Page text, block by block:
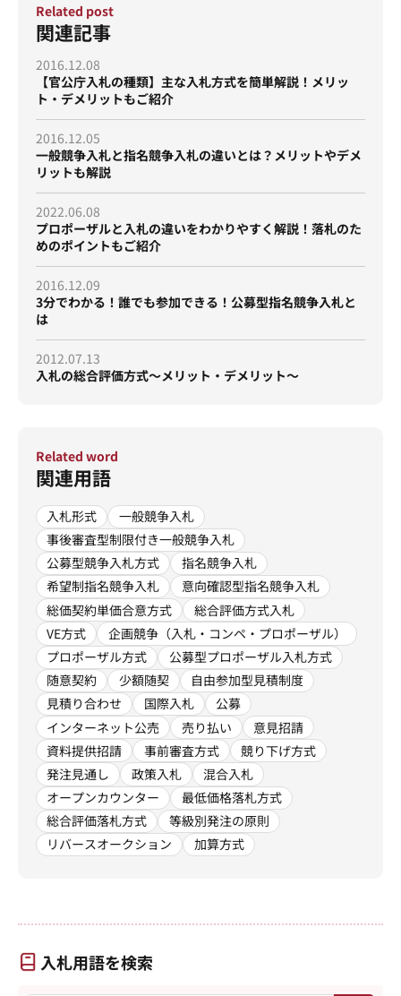
Related post
関連記事
2016.12.08
【官公庁入札の種類】主な入札方式を簡単解説！メリッ
ト・デメリットもご紹介
2016.12.05
一般競争入札と指名競争入札の違いとは？メリットやデメ
リットも解説
2022.06.08
プロポーザルと入札の違いをわかりやすく解説！落札のた
めのポイントもご紹介
2016.12.09
3分でわかる！誰でも参加できる！公募型指名競争入札と
は
2012.07.13
入札の総合評価方式～メリット・デメリット～
Related word
関連用語
入札形式
一般競争入札
事後審査型制限付き一般競争入札
公募型競争入札方式
指名競争入札
希望制指名競争入札
意向確認型指名競争入札
総価契約単価合意方式
総合評価方式入札
VE方式
企画競争（入札・コンペ・プロポーザル）
プロポーザル方式
公募型プロポーザル入札方式
随意契約
少額随契
自由参加型見積制度
見積り合わせ
国際入札
公募
インターネット公売
売り払い
意見招請
資料提供招請
事前審査方式
競り下げ方式
発注見通し
政策入札
混合入札
オープンカウンター
最低価格落札方式
総合評価落札方式
等級別発注の原則
リバースオークション
加算方式
入札用語を検索